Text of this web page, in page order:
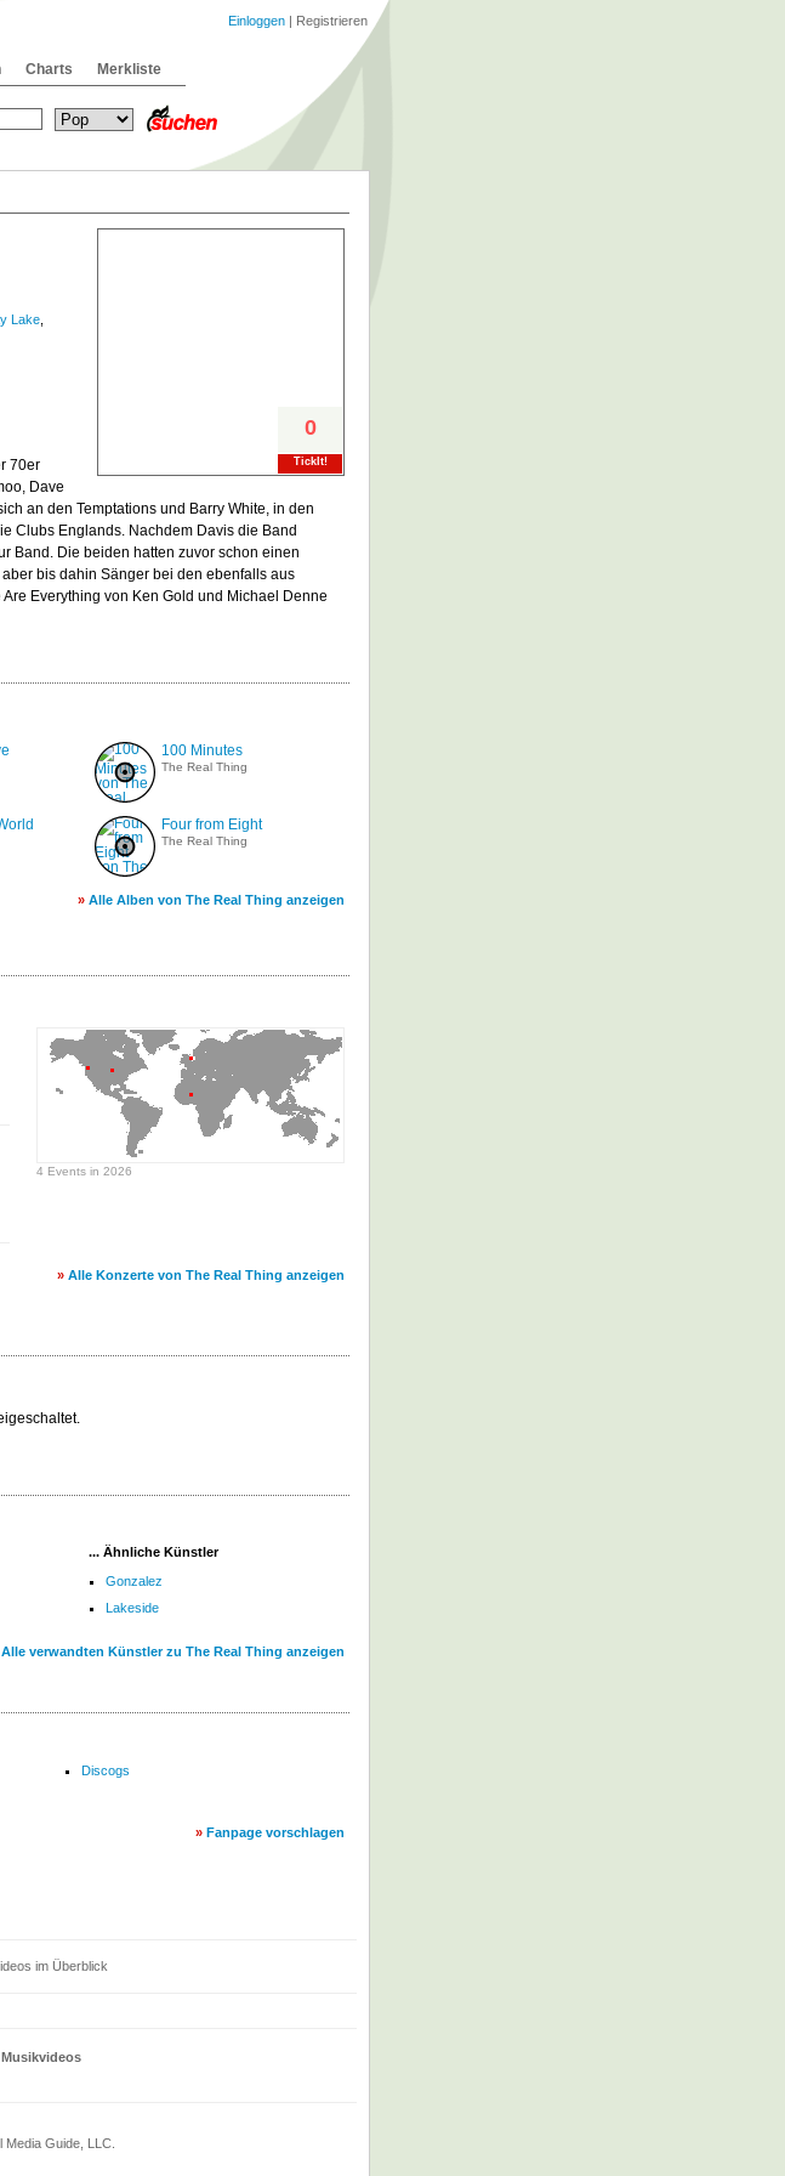
0
TickIt!
Lake
70er
Dave
an den Temptations und Barry White, in den
Clubs Englands. Nachdem Davis die Band
Band. Die beiden hatten zuvor schon einen
bis dahin Sänger bei den ebenfalls aus
Everything von Ken Gold und Michael Denne
100 Minutes
The Real Thing
Four from Eight
The Real Thing
» Alle Alben von The Real Thing anzeigen
4 Events in 2026
» Alle Konzerte von The Real Thing anzeigen
... Ähnliche Künstler
Gonzalez
Lakeside
Alle verwandten Künstler zu The Real Thing anzeigen
Discogs
» Fanpage vorschlagen
im Überblick
Musikvideos
Guide, LLC.
Charts Merkliste
Einloggen | Registrieren